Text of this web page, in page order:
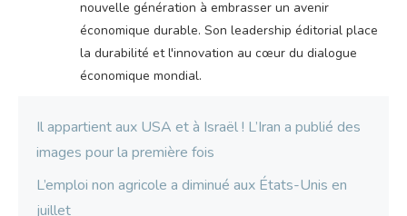
nouvelle génération à embrasser un avenir
économique durable. Son leadership éditorial place
la durabilité et l'innovation au cœur du dialogue
économique mondial.
Il appartient aux USA et à Israël ! L’Iran a publié des
images pour la première fois
L’emploi non agricole a diminué aux États-Unis en
juillet